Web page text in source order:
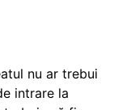
nu ar trebui
intrare la